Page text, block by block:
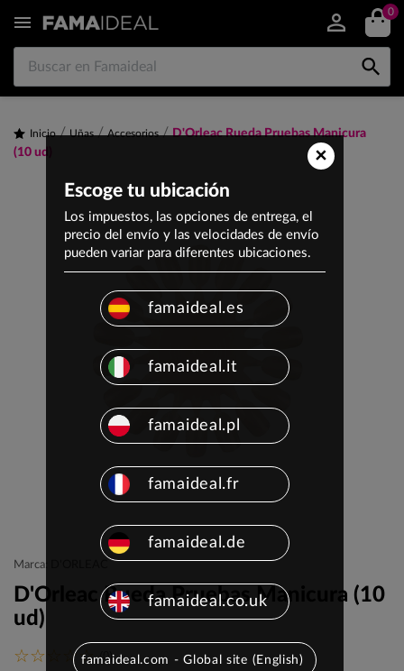
 0

Inicio Uñas Accesorios
D'Orleac Rueda Pruebas Manicura
(10 ud)
Marca: D'ORLEAC
D'Orleac Rueda Pruebas Manicura (10
ud)
(0)
×
Escoge tu ubicación
Los impuestos, las opciones de entrega, el
precio del envío y las velocidades de envío
pueden variar para diferentes ubicaciones.
famaideal.es
famaideal.it
famaideal.pl
famaideal.fr
famaideal.de
famaideal.co.uk
famaideal.com - Global site (English)